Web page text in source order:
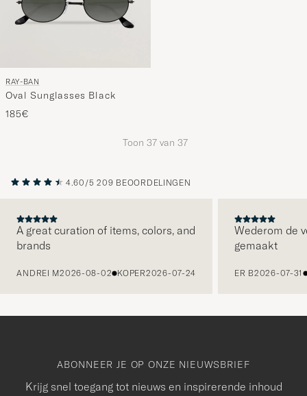
RAY-BAN
Oval Sunglasses Black
185€
Toon 37 van 37
4.60/5 209 BEOORDELINGEN
A great curation of items, colors, and
brands
ANDREI M2026-08-02 KOPER2026-07-24
Wederom de
gemaakt
ER B2026-07-31
ABONNEER JE OP ONZE NIEUWSBRIEF
Krijg snel toegang tot nieuws en inspirerende inhoud